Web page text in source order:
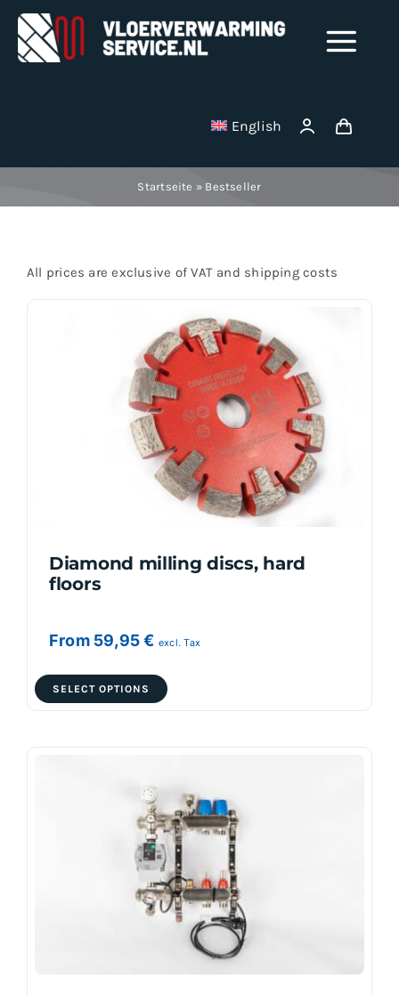
Skip
content
English
Stainless Steel Manifolds
Electric underfloor heating mats
Vacuum cleaner bag
Startseite » Bestseller
All prices are exclusive of VAT and shipping costs
Diamond milling discs, hard
floors
From 59,95€ excl. Tax
SELECT OPTIONS
product
The
options
may
be
chosen
on